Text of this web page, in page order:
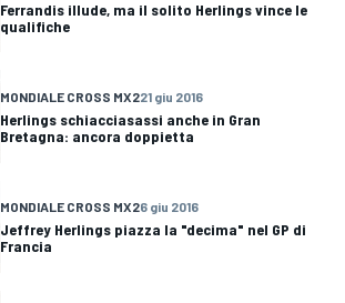
Ferrandis illude, ma il solito Herlings vince le
qualifiche
MONDIALE CROSS MX221 giu 2016
Herlings schiacciasassi anche in Gran
Bretagna: ancora doppietta
MONDIALE CROSS MX26 giu 2016
Jeffrey Herlings piazza la "decima" nel GP di
Francia